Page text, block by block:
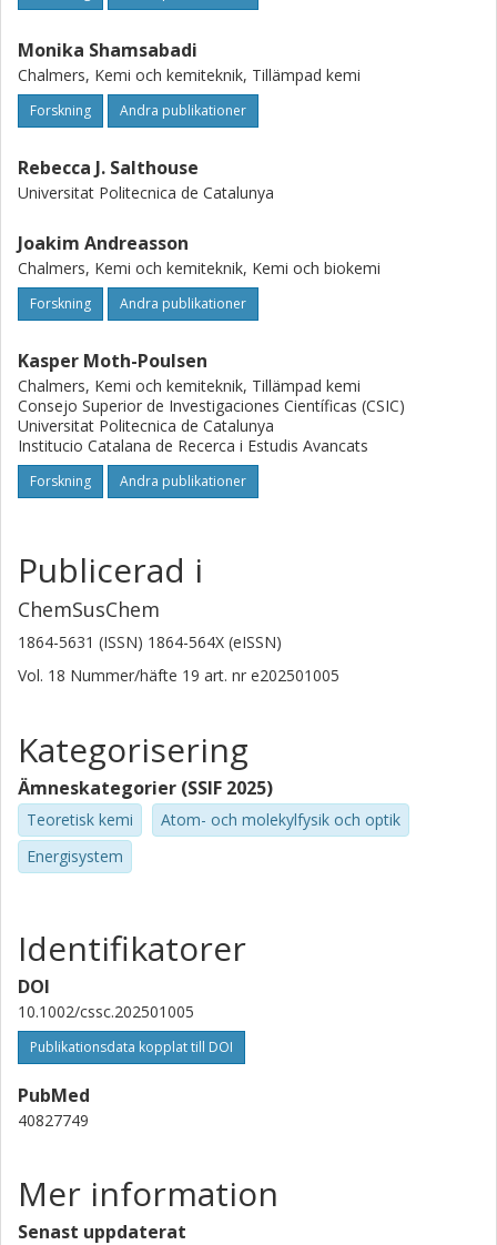
Monika Shamsabadi
Chalmers, Kemi och kemiteknik, Tillämpad kemi
Forskning Andra publikationer
Rebecca J. Salthouse
Universitat Politecnica de Catalunya
Joakim Andreasson
Chalmers, Kemi och kemiteknik, Kemi och biokemi
Forskning Andra publikationer
Kasper Moth-Poulsen
Chalmers, Kemi och kemiteknik, Tillämpad kemi
Consejo Superior de Investigaciones Científicas (CSIC)
Universitat Politecnica de Catalunya
Institucio Catalana de Recerca i Estudis Avancats
Forskning Andra publikationer
Publicerad i
ChemSusChem
1864-5631 (ISSN) 1864-564X (eISSN)
Vol. 18 Nummer/häfte 19 art. nr e202501005
Kategorisering
Ämneskategorier (SSIF 2025)
Teoretisk kemi
Atom- och molekylfysik och optik
Energisystem
Identifikatorer
DOI
10.1002/cssc.202501005
Publikationsdata kopplat till DOI
PubMed
40827749
Mer information
Senast uppdaterat